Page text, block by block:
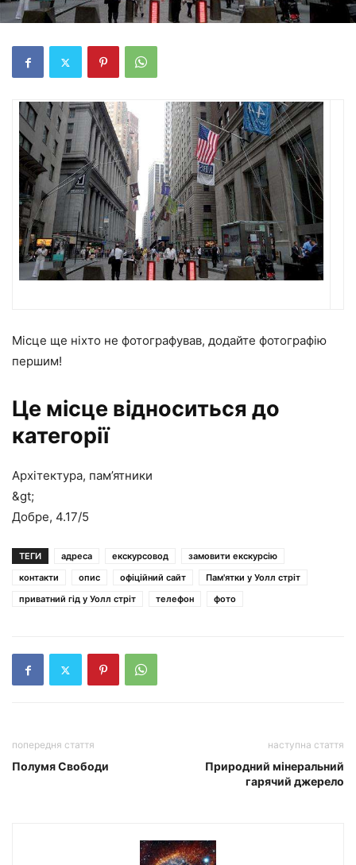
Місце ще ніхто не фотографував, додайте фотографію
першим!
Це місце відноситься до
категорії
Архітектура, пам’ятники
&gt;
Добре, 4.17/5
ТЕГИ адреса екскурсовод
замовити екскурсію
контакти
опис офіційний сайт
Пам'ятки у Уолл стріт
приватний гід у Уолл стріт
телефон фото
попередня стаття
Полумя Свободи
наступна стаття
Природний мінеральний
гарячий джерело